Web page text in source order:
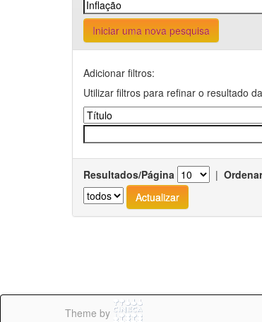
Iniciar uma nova pesquisa
Adicionar filtros:
Utilizar filtros para refinar o resultado
Resultados/Página |
Theme by